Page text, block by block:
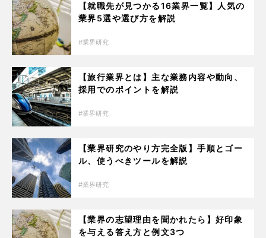
【就職先が見つかる16業界一覧】人気の
業界5選や選び方を解説
業界研究
【旅行業界とは】主な業務内容や動向、
採用でのポイントを解説
業界研究
【業界研究のやり方完全版】手順とゴー
ル、使うべきツールを解説
業界研究
【業界の志望理由を聞かれたら】好印象
を与える答え方と例文3つ